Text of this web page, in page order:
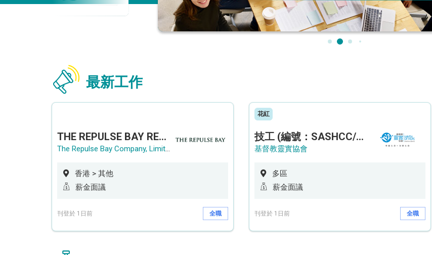
最新工作
THE REPULSE BAY RECRUITMENT DAY 淺水灣影灣園人才招聘會
The Repulse Bay Company, Limited
香港 > 其他
薪金面議
刊登於 1日前 全職
花紅
技工 (編號：SASHCC/A/CTE)
基督教靈實協會
多區
薪金面議
刊登於 1日前 全職